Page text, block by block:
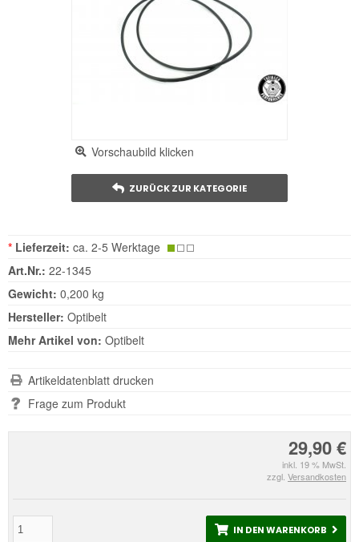
Vorschaubild klicken
ZURÜCK ZUR KATEGORIE
29,90 €
inkl. 19 % MwSt.
zzgl. Versandkosten
IN DEN WARENKORB
* Lieferzeit: ca. 2-5 Werktage
Art.Nr.: 22-1345
Gewicht: 0,200 kg
Hersteller: Optibelt
Mehr Artikel von: Optibelt
Artikeldatenblatt drucken
Frage zum Produkt